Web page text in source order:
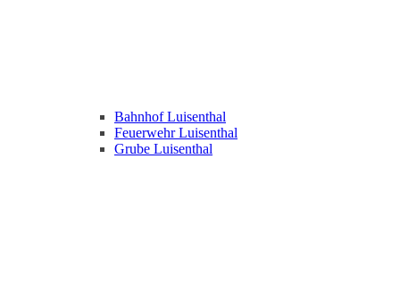
Bahnhof Luisenthal
Feuerwehr Luisenthal
Grube Luisenthal